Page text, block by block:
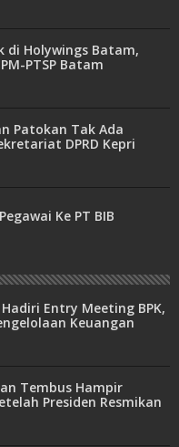
di Holywings Batam,
PTSP Batam
Patokan Tak Ada
DPRD Kepri
Ke PT BIB
Entry Meeting BPK,
Keuangan
Tembus Hampir
Presiden Resmikan